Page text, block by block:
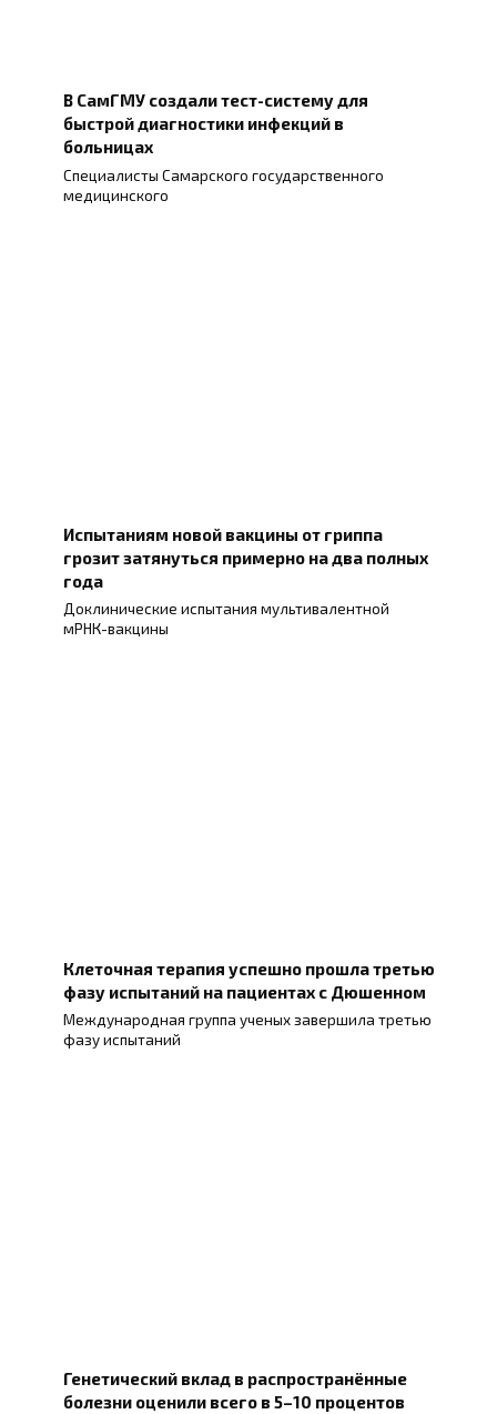
В СамГМУ создали тест-систему для
быстрой диагностики инфекций в
больницах
Специалисты Самарского государственного
медицинского
Испытаниям новой вакцины от гриппа
грозит затянуться примерно на два полных
года
Доклинические испытания мультивалентной
мРНК-вакцины
Клеточная терапия успешно прошла третью
фазу испытаний на пациентах с Дюшенном
Международная группа ученых завершила третью
фазу испытаний
Генетический вклад в распространённые
болезни оценили всего в 5–10 процентов